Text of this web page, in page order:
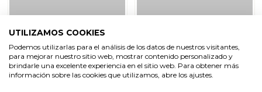
UTILIZAMOS COOKIES
Podemos utilizarlas para el análisis de los datos de nuestros visitantes,
para mejorar nuestro sitio web, mostrar contenido personalizado y
brindarle una excelente experiencia en el sitio web. Para obtener más
información sobre las cookies que utilizamos, abre los ajustes.